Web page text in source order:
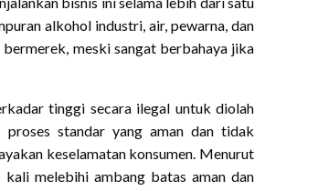
alkohol industri, air, pewarna, dan
meski sangat berbahaya jika
tinggi secara ilegal untuk diolah
standar yang aman dan tidak
keselamatan konsumen. Menurut
melebihi ambang batas aman dan